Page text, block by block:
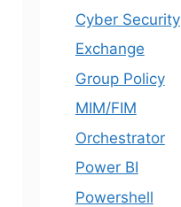
Cyber Security
Exchange
Group Policy
MIM/FIM
Orchestrator
Power BI
Powershell